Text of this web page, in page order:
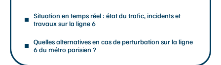
Situation en temps réel : état du trafic, incidents et
travaux sur la ligne 6
Quelles alternatives en cas de perturbation sur la ligne
6 du métro parisien ?